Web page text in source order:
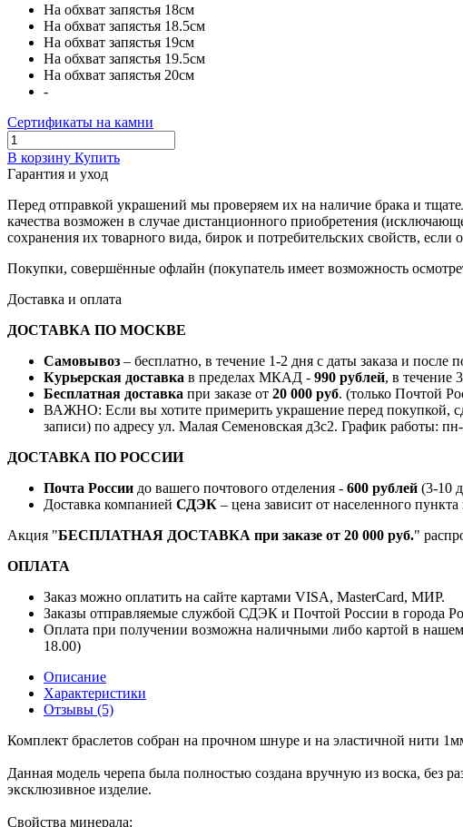
На обхват запястья 18см
На обхват запястья 18.5см
На обхват запястья 19см
На обхват запястья 19.5см
На обхват запястья 20см
-
Сертификаты на камни
В корзину Купить
Гарантия и уход
Перед отправкой украшений мы проверяем их на наличие брака и
качества возможен в случае дистанционного приобретения
сохранения их товарного вида, бирок и потребительских свойств,
Покупки, совершённые офлайн (покупатель имеет возможность
Доставка и оплата
ДОСТАВКА ПО МОСКВЕ
Самовывоз – бесплатно, в течение 1-2 дня с даты заказа и
Курьерская доставка в пределах МКАД - 990 рублей, в течение
Бесплатная доставка при заказе от 20 000 руб. (только Почтой
ВАЖНО: Если вы хотите примерить украшение перед покупкой,
записи) по адресу ул. Малая Семеновская д3с2. График работы:
ДОСТАВКА ПО РОССИИ
Почта России до вашего почтового отделения - 600 рублей (3-10
Доставка компанией СДЭК – цена зависит от населенного
Акция "БЕСПЛАТНАЯ ДОСТАВКА при заказе от 20 000 руб."
ОПЛАТА
Заказ можно оплатить на сайте картами VISA, MasterCard, МИР.
Заказы отправляемые службой СДЭК и Почтой России в города
Оплата при получении возможна наличными либо картой в
18.00)
Описание
Характеристики
Отзывы (5)
Комплект браслетов собран на прочном шнуре и на эластичной нити
Данная модель черепа была полностью создана вручную из воска, без
эксклюзивное изделие.
Свойства минерала: